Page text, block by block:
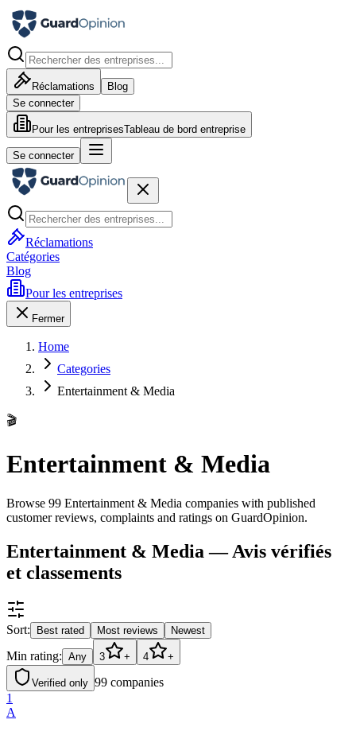
Réclamations
Blog
Se connecter
Pour les entreprisesTableau de bord entreprise
Se connecter
Réclamations
Catégories
Blog
Pour les entreprises
Fermer
Home
Categories
Entertainment & Media
🎬
Entertainment & Media
Browse 99 Entertainment & Media companies with published
customer reviews, complaints and ratings on GuardOpinion.
Entertainment & Media — Avis vérifiés
et classements
Sort: Best rated Most reviews Newest
Min rating: Any 3 + 4 +
Verified only 99 companies
1
A